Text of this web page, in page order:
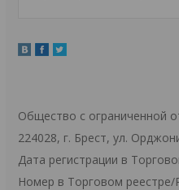
Общество с ограниченной
224028, г. Брест, ул.
Дата регистрации в
Номер в Торговом реестре/